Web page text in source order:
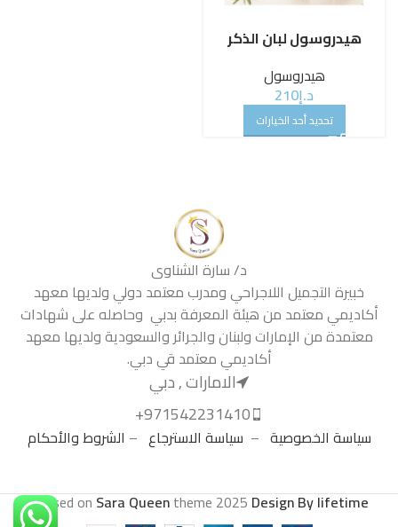
هيدروسول لبان الذكر
هيدروسول
د.إ210
تحديد أحد الخيارات
د/ سارة الشناوى
خبيرة التجميل اللاجراحي ومدرب معتمد دولي ولديها معهد
أكاديمي معتمد من هيئة المعرفة بدبي وحاصله على شهادات
معتمدة من الإمارات ولبنان والجرائر والسعودية ولديها معهد
أكاديمي معتمد قي دبي.
الامارات , دبي
971542231410+
سياسة الخصوصية – سياسة الاسترجاع – الشروط والأحكام
Based onSara Queentheme2025Design By lifetime
.